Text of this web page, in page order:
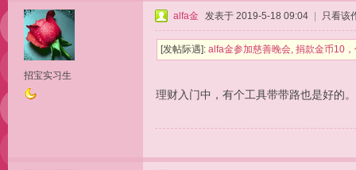
招宝实习生
alfa金 发表于 2019-5-18 09:04 只看该
[发帖际遇]: alfa金参加慈善晚会, 捐款金币10
理财入门中，有个工具带带路也是好的。